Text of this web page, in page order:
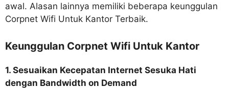
awal. Alasan lainnya memiliki beberapa keunggulan
Corpnet Wifi Untuk Kantor Terbaik.
Keunggulan Corpnet Wifi Untuk Kantor
1. Sesuaikan Kecepatan Internet Sesuka Hati
dengan Bandwidth on Demand